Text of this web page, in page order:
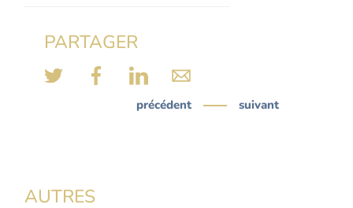
PARTAGER
précédent suivant
AUTRES